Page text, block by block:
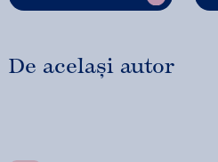
De același autor